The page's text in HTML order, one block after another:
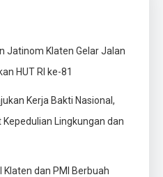
Jatinom Klaten Gelar Jalan
HUT RI ke-81
Kerja Bakti Nasional,
Kepedulian Lingkungan dan
Klaten dan PMI Berbuah